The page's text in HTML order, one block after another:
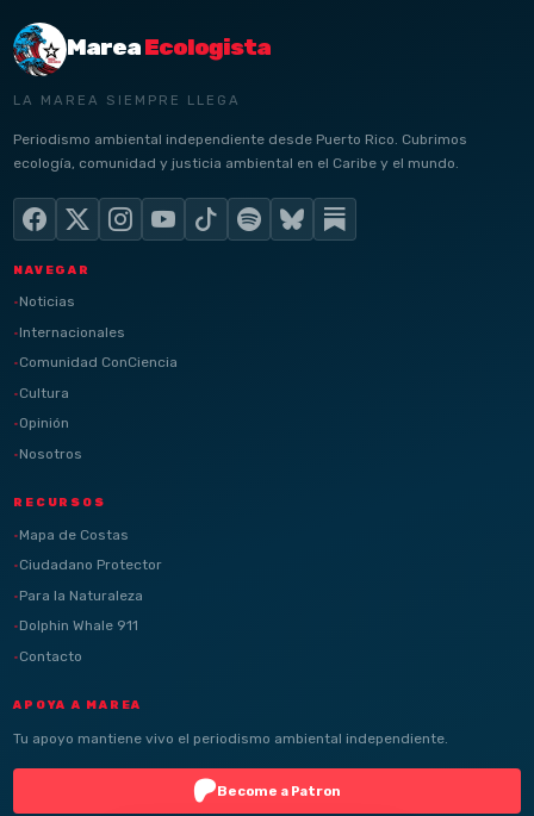
MareaEcologista
LA MAREA SIEMPRE LLEGA
Periodismo ambiental independiente desde Puerto Rico. Cubrimos
ecología, comunidad y justicia ambiental en el Caribe y el mundo.
NAVEGAR
Noticias
Internacionales
Comunidad ConCiencia
Cultura
Opinión
Nosotros
RECURSOS
Mapa de Costas
Ciudadano Protector
Para la Naturaleza
Dolphin Whale 911
Contacto
APOYA A MAREA
Tu apoyo mantiene vivo el periodismo ambiental independiente.
Become a Patron